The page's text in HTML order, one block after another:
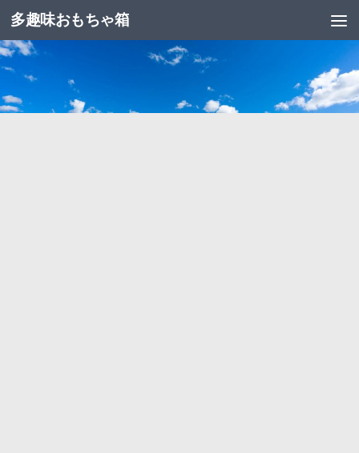
コンテンツへスキップ
多趣味おもちゃ箱